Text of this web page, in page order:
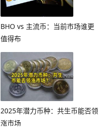
BHO vs 主流币：当前市场谁更
值得布
2025年潜力币种：共生币能否领
涨市场